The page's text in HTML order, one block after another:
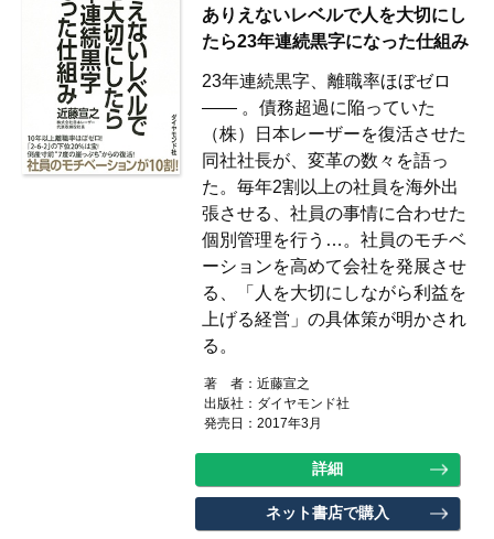
ありえないレベルで人を大切にし
たら23年連続黒字になった仕組み
23年連続黒字、離職率ほぼゼロ
―― 。債務超過に陥っていた
（株）日本レーザーを復活させた
同社社長が、変革の数々を語っ
た。毎年2割以上の社員を海外出
張させる、社員の事情に合わせた
個別管理を行う…。社員のモチベ
ーションを高めて会社を発展させ
る、「人を大切にしながら利益を
上げる経営」の具体策が明かされ
る。
著 者：近藤宣之
出版社：ダイヤモンド社
発売日：2017年3月
詳細
ネット書店で購入